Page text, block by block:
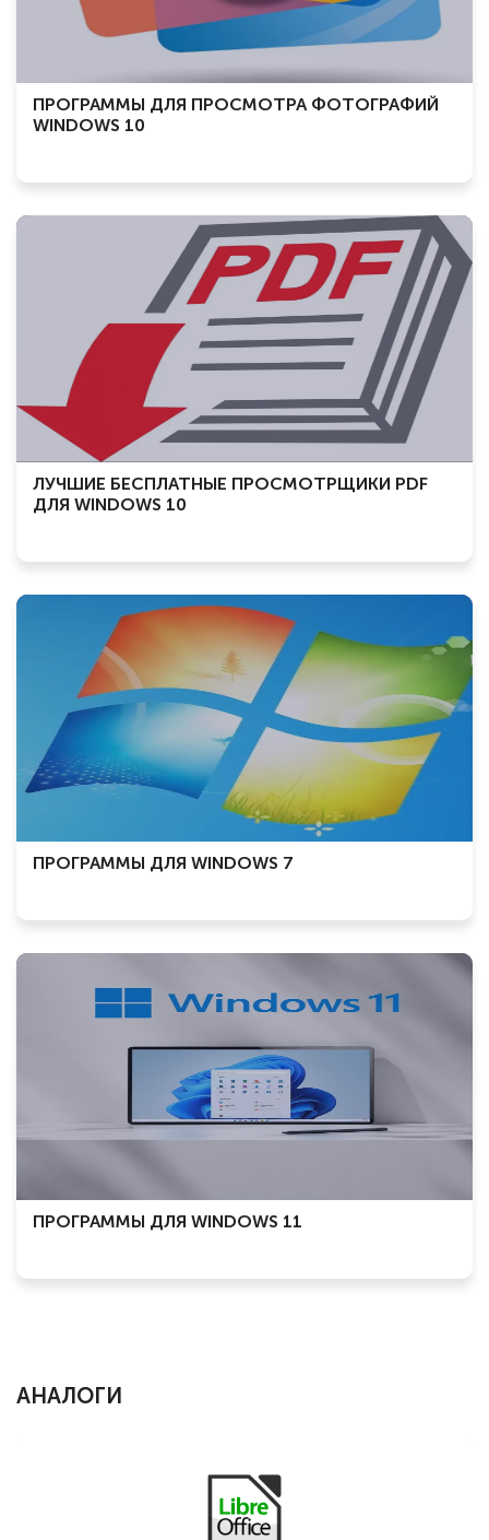
ПРОГРАММЫ ДЛЯ ПРОСМОТРА ФОТОГРАФИЙ
WINDOWS 10
ЛУЧШИЕ БЕСПЛАТНЫЕ ПРОСМОТРЩИКИ PDF
ДЛЯ WINDOWS 10
ПРОГРАММЫ ДЛЯ WINDOWS 7
ПРОГРАММЫ ДЛЯ WINDOWS 11
АНАЛОГИ